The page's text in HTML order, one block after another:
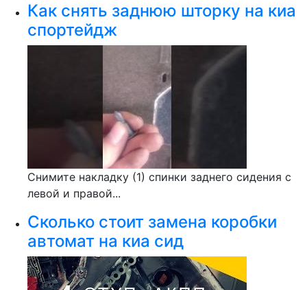
Как снять заднюю шторку на киа
спортейдж
Снимите накладку (1) спинки заднего сидения с
левой и правой...
Сколько стоит замена коробки
автомат на киа сид